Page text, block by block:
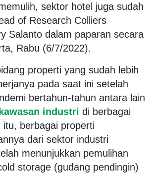
sektor hotel juga sudah
of Research Colliers
Salanto dalam paparan secara
Rabu (6/7/2022).
properti yang sudah lebih
pada saat ini setelah
bertahun-tahun antara lain
industri di berbagai
itu, berbagai properti
dari sektor industri
menunjukkan pemulihan
storage (gudang pendingin)